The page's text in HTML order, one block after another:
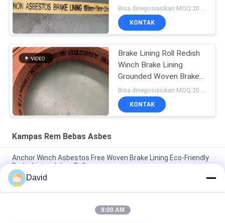
Tenun Non Asbes
Bisa dinegosiasikan MOQ:20 gulungan
KONTAK
Brake Lining Roll Redish
Winch Brake Lining
Grounded Woven Brake
Lining
Bisa dinegosiasikan MOQ:20 gulungan
KONTAK
Kampas Rem Bebas Asbes
Anchor Winch Asbestos Free Woven Brake Lining Eco-Friendly
Brake Lining dalam Roll
Windlass Sugar Mill Asbestos Free Brake Lining Untuk Mesin
Konstruksi
Fleksibel bahan gesekan industri Asbes bebas rem lapisan roll
David
9:00 AM